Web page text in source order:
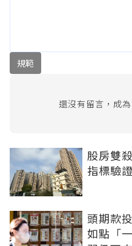
規範
還沒有留言，成
股房雙
指標驗
頭期款
如點「